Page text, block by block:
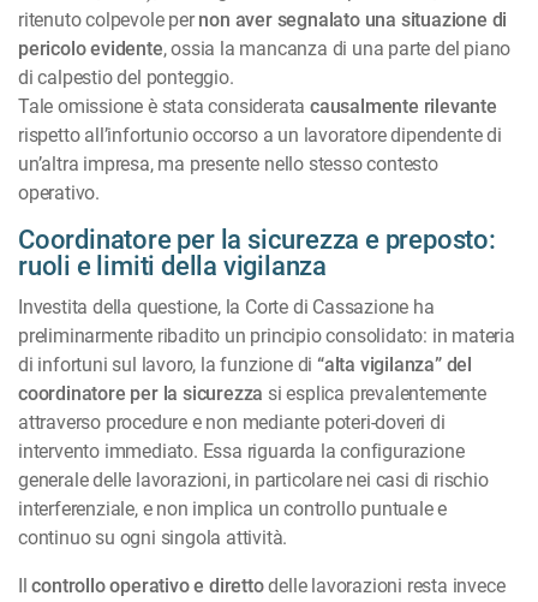
ritenuto colpevole pernon aver segnalato una situazione di
pericolo evidente, ossia la mancanza di una parte del piano
di calpestio del ponteggio.
Tale omissione è stata considerata causalmente rilevante
rispetto all’infortunio occorso a un lavoratore dipendente di
un’altra impresa, ma presente nello stesso contesto
operativo.
Coordinatore per la sicurezza e preposto:
ruoli e limiti della vigilanza
Investita della questione, la Corte di Cassazione ha
preliminarmente ribadito un principio consolidato: in materia
di infortuni sul lavoro, la funzione di “alta vigilanza” del
coordinatore per la sicurezza si esplica prevalentemente
attraverso procedure e non mediante poteri-doveri di
intervento immediato. Essa riguarda la configurazione
generale delle lavorazioni, in particolare nei casi di rischio
interferenziale, e non implica un controllo puntuale e
continuo su ogni singola attività.
Ilcontrollo operativo e direttodelle lavorazioni resta invece